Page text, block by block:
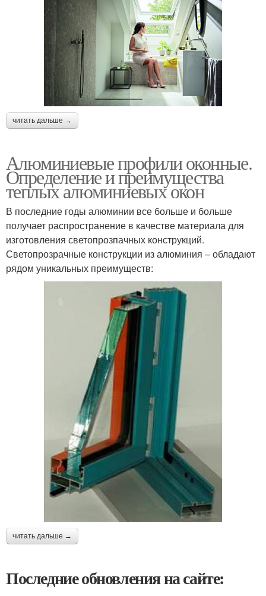
читать дальше →
Алюминиевые профили оконные.
Определение и преимущества
теплых алюминиевых окон
В последние годы алюминии все больше и больше
получает распространение в качестве материала для
изготовления светопрозпачных конструкций.
Светопрозрачные конструкции из алюминия – обладают
рядом уникальных преимуществ:
читать дальше →
Последние обновления на сайте: